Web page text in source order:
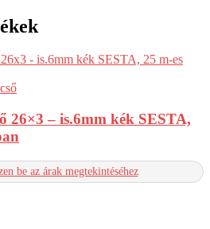
26×3 – is.6mm kék SESTA,
be az árak megtekintéséhez